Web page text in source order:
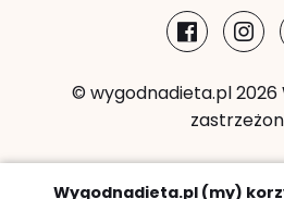
© wygodnadieta.pl 2026
Metody
Wygodnadieta.pl (my)